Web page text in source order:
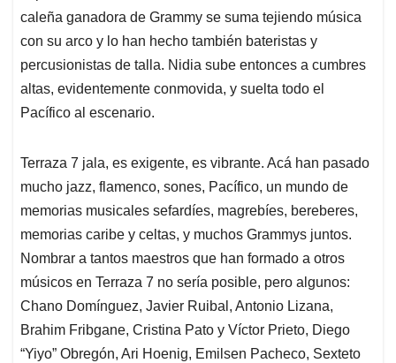
caleña ganadora de Grammy se suma tejiendo música
con su arco y lo han hecho también bateristas y
percusionistas de talla. Nidia sube entonces a cumbres
altas, evidentemente conmovida, y suelta todo el
Pacífico al escenario.
Terraza 7 jala, es exigente, es vibrante. Acá han pasado
mucho jazz, flamenco, sones, Pacífico, un mundo de
memorias musicales sefardíes, magrebíes, bereberes,
memorias caribe y celtas, y muchos Grammys juntos.
Nombrar a tantos maestros que han formado a otros
músicos en Terraza 7 no sería posible, pero algunos:
Chano Domínguez, Javier Ruibal, Antonio Lizana,
Brahim Fribgane, Cristina Pato y Víctor Prieto, Diego
“Yiyo” Obregón, Ari Hoenig, Emilsen Pacheco, Sexteto